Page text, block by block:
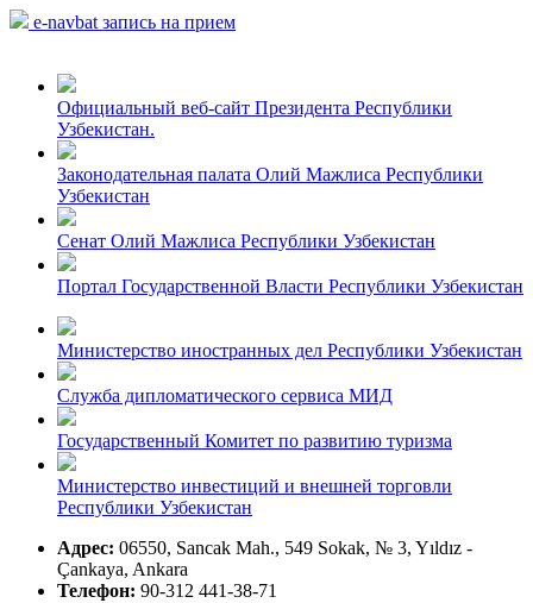
e-navbat запись на прием
Официальный веб-сайт Президента Республики
Узбекистан.
Законодательная палата Олий Мажлиса Республики
Узбекистан
Сенат Олий Мажлиса Республики Узбекистан
Портал Государственной Власти Республики Узбекистан
Министерство иностранных дел Республики Узбекистан
Служба дипломатического сервиса МИД
Государственный Комитет по развитию туризма
Министерство инвестиций и внешней торговли
Республики Узбекистан
Адрес: 06550, Sancak Mah., 549 Sokak, № 3, Yıldız -
Çankaya, Ankara
Телефон: 90-312 441-38-71